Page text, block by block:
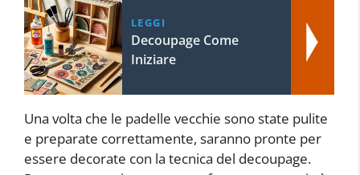
LEGGI
Decoupage Come
Iniziare
Una volta che le padelle vecchie sono state pulite
e preparate correttamente, saranno pronte per
essere decorate con la tecnica del decoupage.